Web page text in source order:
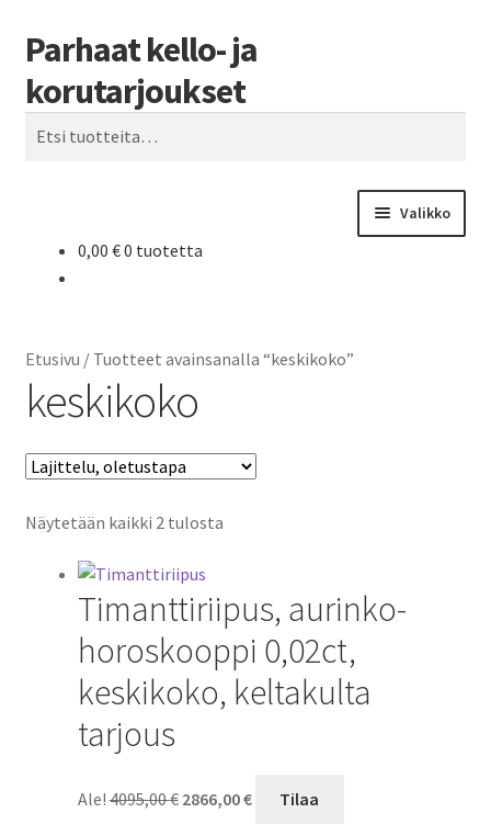
Siirry
navigointiin
Siirry
sisältöön
Parhaat kello- ja
korutarjoukset
Haku
Valikko
0,00 €0 tuotetta
Etusivu / Tuotteet avainsanalla “keskikoko”
keskikoko
Näytetään kaikki 2 tulosta
Timanttiriipus, aurinko-
horoskooppi 0,02ct,
keskikoko, keltakulta
tarjous
Ale!4095,00€
hinta
2866,00€ Tilaa